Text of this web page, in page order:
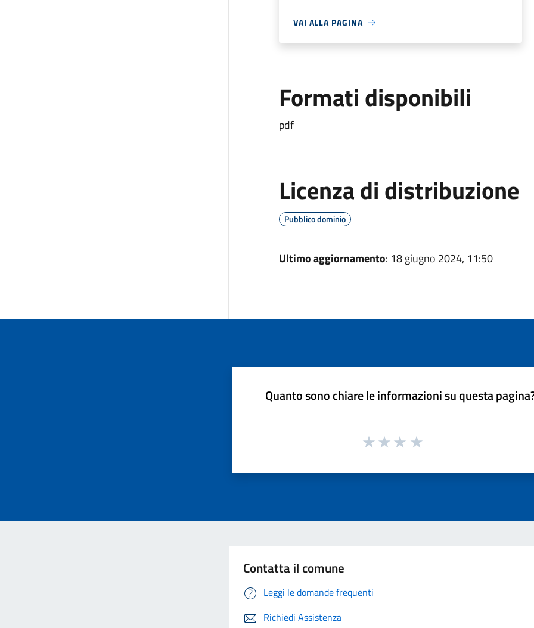
VAI ALLA PAGINA
Formati disponibili
pdf
Licenza di distribuzione
Pubblico dominio
Ultimo aggiornamento: 18 giugno 2024, 11:50
Quanto sono chiare le informazioni su questa
Contatta il comune
Leggi le domande frequenti
Richiedi Assistenza